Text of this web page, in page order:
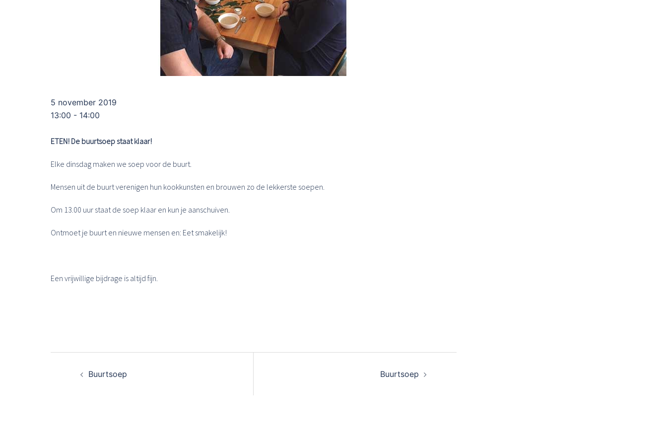
5 november 2019
13:00 - 14:00
ETEN! De buurtsoep staat klaar!
Elke dinsdag maken we soep voor de buurt.
Mensen uit de buurt verenigen hun kookkunsten en brouwen zo de lekkerste soepen.
Om 13.00 uur staat de soep klaar en kun je aanschuiven.
Ontmoet je buurt en nieuwe mensen en: Eet smakelijk!
Een vrijwillige bijdrage is altijd fijn.
navigatie
Buurtsoep Buurtsoep